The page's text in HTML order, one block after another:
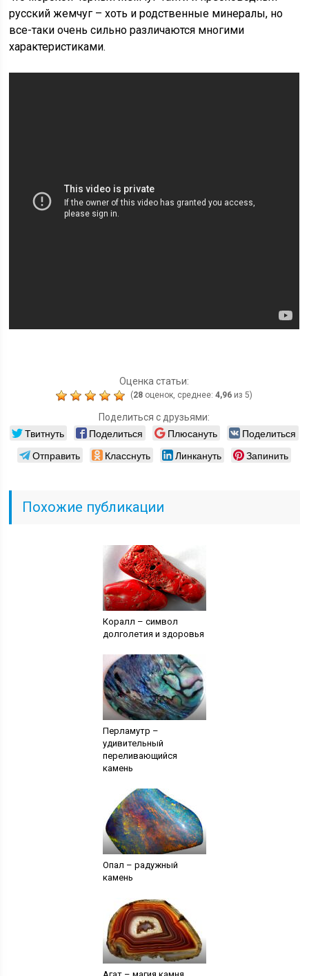
русский жемчуг – хоть и родственные минералы, но
все-таки очень сильно различаются многими
характеристиками.
Оценка статьи:
(28 оценок, среднее:4,96 из 5)
Поделиться с друзьями:
Твитнуть Поделиться Плюсануть
Поделиться
Отправить
Класснуть Линкануть Запинить
Похожие публикации
Коралл – символ
долголетия и здоровья
Перламутр –
удивительный
переливающийся
камень
Опал – радужный
камень